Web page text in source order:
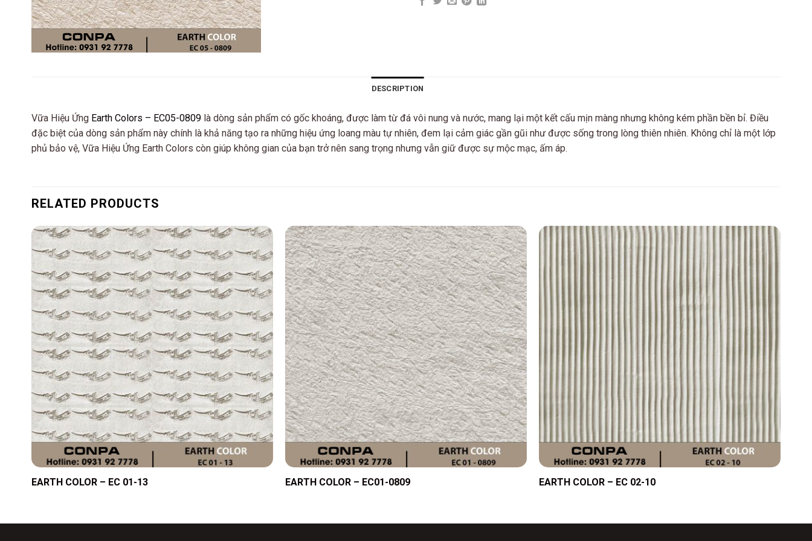
DESCRIPTION
Vữa Hiệu Ứng Earth Colors – EC05-0809 là dòng sản phẩm có gốc khoáng, được làm từ đá vôi nung và nước, mang lại một kết cấu mịn màng nhưng không kém phần bền bỉ. Điều
đặc biệt của dòng sản phẩm này chính là khả năng tạo ra những hiệu ứng loang màu tự nhiên, đem lại cảm giác gần gũi như được sống trong lòng thiên nhiên. Không chỉ là một lớp
phủ bảo vệ, Vữa Hiệu Ứng Earth Colors còn giúp không gian của bạn trở nên sang trọng nhưng vẫn giữ được sự mộc mạc, ấm áp.
RELATED PRODUCTS
Add to
EARTH COLOR – EC 01-13
Add to
wishlist
EARTH COLOR – EC01-0809
wishlist
EARTH COLOR – EC 02-10